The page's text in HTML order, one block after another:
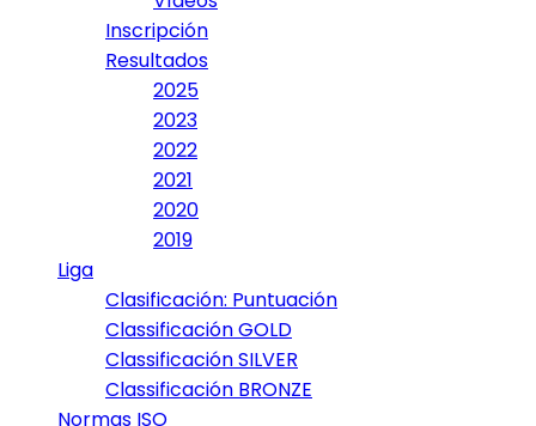
Inscripción
Resultados
2025
2023
2022
2021
2020
2019
Liga
Clasificación: Puntuación
Classificación GOLD
Classificación SILVER
Classificación BRONZE
Normas ISO